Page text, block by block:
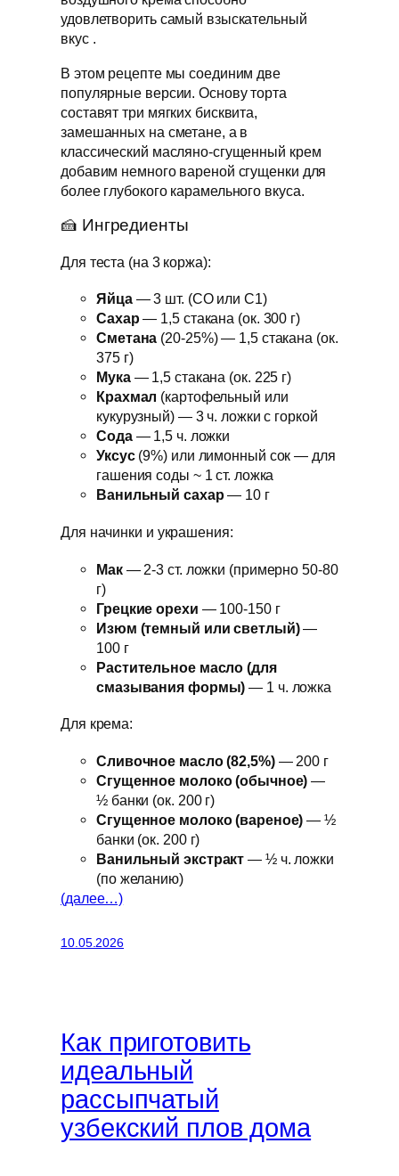
удовлетворить самый взыскательный
вкус .
В этом рецепте мы соединим две
популярные версии. Основу торта
составят три мягких бисквита,
замешанных на сметане, а в
классический масляно-сгущенный крем
добавим немного вареной сгущенки для
более глубокого карамельного вкуса.
🍰 Ингредиенты
Для теста (на 3 коржа):
Яйца— 3 шт. (СО или С1)
Сахар — 1,5 стакана (ок. 300 г)
Сметана (20-25%) — 1,5 стакана (ок.
375 г)
Мука— 1,5 стакана (ок. 225 г)
Крахмал (картофельный или
кукурузный) — 3 ч. ложки с горкой
Сода— 1,5 ч. ложки
Уксус(9%) или лимонный сок — для
гашения соды ~ 1 ст. ложка
Ванильный сахар — 10 г
Для начинки и украшения:
Мак— 2-3 ст. ложки (примерно 50-80
г)
Грецкие орехи — 100-150 г
Изюм (темный или светлый)—
100 г
Растительное масло (для
смазывания формы) — 1 ч. ложка
Для крема:
Сливочное масло (82,5%)— 200 г
Сгущенное молоко (обычное) —
½ банки (ок. 200 г)
Сгущенное молоко (вареное) — ½
банки (ок. 200 г)
Ванильный экстракт — ½ ч. ложки
(по желанию)
(далее…)
10.05.2026
Как приготовить
идеальный
рассыпчатый
узбекский плов дома